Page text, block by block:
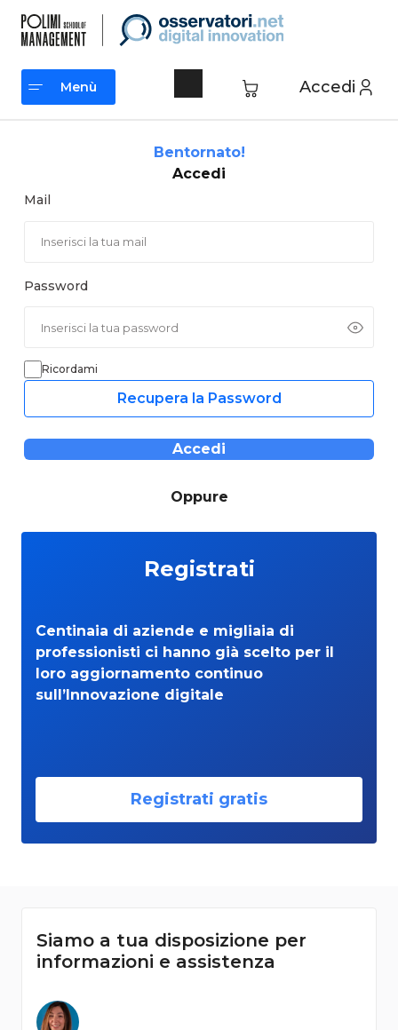
contenuto
Accedi
Menù
Bentornato!
Accedi
Mail
Password
Ricordami
Recupera la Password
Accedi
Oppure
Registrati
Centinaia di aziende e migliaia di
professionisti ci hanno già scelto per il
loro aggiornamento continuo
sull’Innovazione digitale
Registrati gratis
Siamo a tua disposizione per
informazioni e assistenza